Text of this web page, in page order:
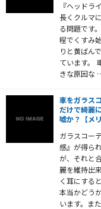
『ヘッドラ
長くクルマ
る問題です
程でくすみ
りと黄ばん
ています。
きな原因な
車をガラス
だけで綺麗
嘘か？【メ
ガラスコー
感』が得ら
が、それと
麗を維持出
く耳にする
本当かどう
います。ま